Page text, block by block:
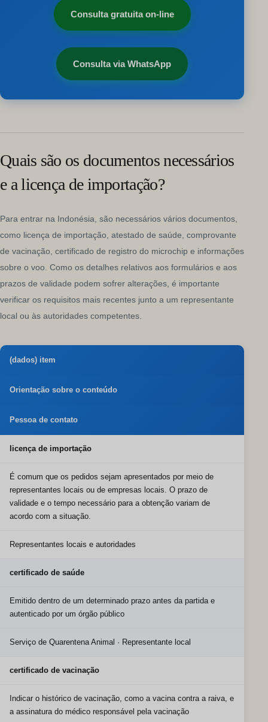
Consulta gratuita on-line
Consulta via WhatsApp
Quais são os documentos necessários
e a licença de importação?
Para entrar na Indonésia, são necessários vários documentos,
como licença de importação, atestado de saúde, comprovante
de vacinação, certificado de registro do microchip e informações
sobre o voo. Como os detalhes relativos aos formulários e aos
prazos de validade podem sofrer alterações, é importante
verificar os requisitos mais recentes junto a um representante
local ou às autoridades competentes.
(dados) item
Orientação sobre o conteúdo
Pessoa de contato
licença de importação
É comum que os pedidos sejam apresentados por meio de
representantes locais ou de empresas locais. O prazo de
validade e o tempo necessário para a obtenção variam de
acordo com a situação.
Representantes locais e autoridades
certificado de saúde
Emitido dentro de um determinado prazo antes da partida e
autenticado por um órgão público
Serviço de Quarentena Animal · Representante local
certificado de vacinação
Indicar o histórico de vacinação, como a vacina contra a raiva, e
a assinatura do médico responsável pela vacinação